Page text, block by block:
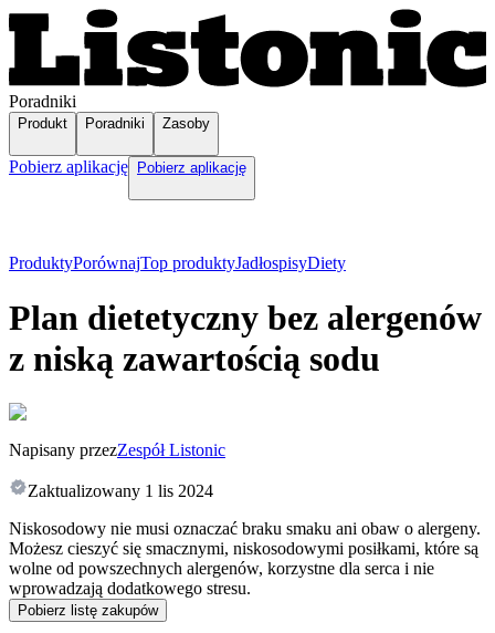
Poradniki
Produkt Poradniki Zasoby
Pobierz aplikację Pobierz aplikację
ProduktyPorównajTop produktyJadłospisyDiety
Plan dietetyczny bez alergenów
z niską zawartością sodu
Napisany przezZespół Listonic
Zaktualizowany 1 lis 2024
Niskosodowy nie musi oznaczać braku smaku ani obaw o alergeny.
Możesz cieszyć się smacznymi, niskosodowymi posiłkami, które są
wolne od powszechnych alergenów, korzystne dla serca i nie
wprowadzają dodatkowego stresu.
Pobierz listę zakupów